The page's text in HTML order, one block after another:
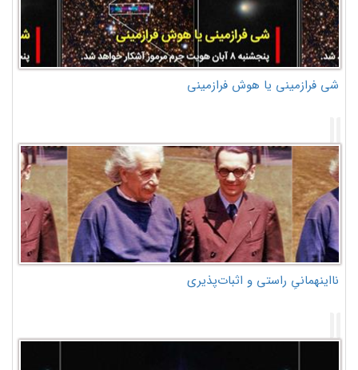
شی فرازمینی یا هوش فرازمینی
نااینهمانیِ راستی و اثبات‌پذیری